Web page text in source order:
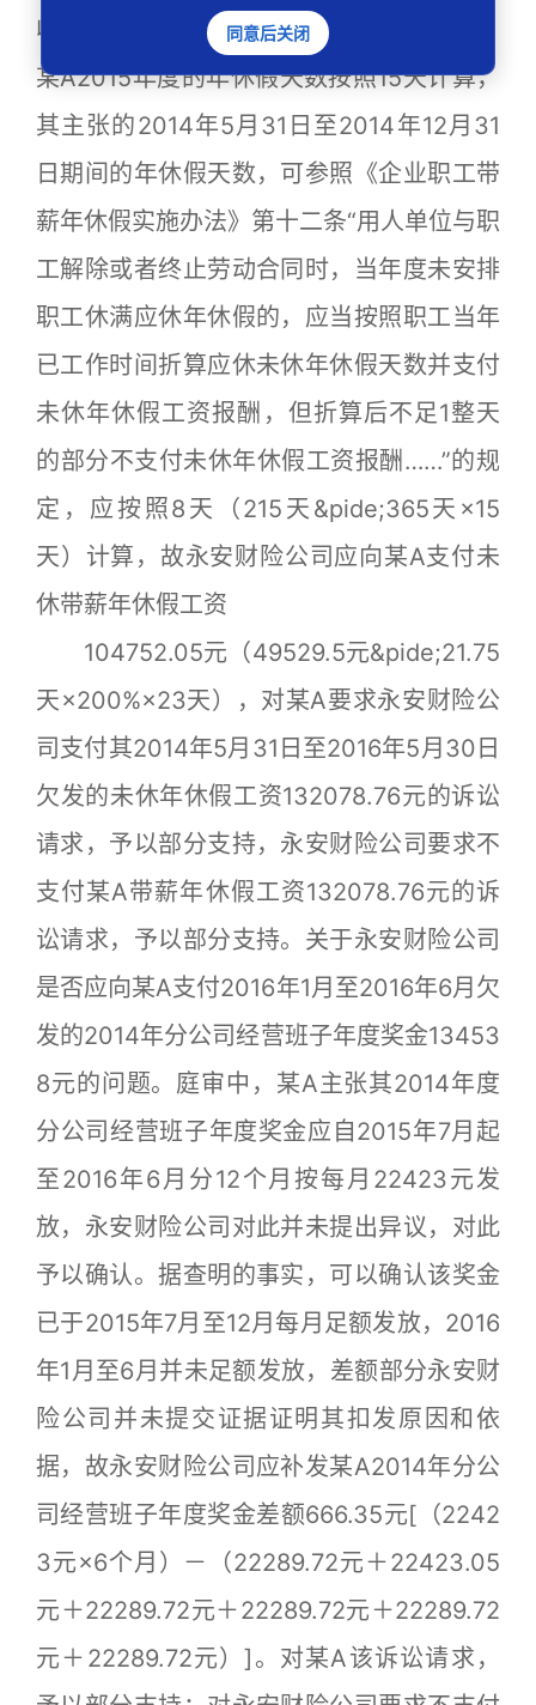
收入的300%支付年休假工资报酬”的规定，
某A2015年度的年休假天数按照15天计算，
其主张的2014年5月31日至2014年12月31
日期间的年休假天数，可参照《企业职工带
薪年休假实施办法》第十二条“用人单位与职
工解除或者终止劳动合同时，当年度未安排
职工休满应休年休假的，应当按照职工当年
已工作时间折算应休未休年休假天数并支付
未休年休假工资报酬，但折算后不足1整天
的部分不支付未休年休假工资报酬……”的规
定，应按照8天（215天&pide;365天×15
天）计算，故永安财险公司应向某A支付未
休带薪年休假工资
104752.05元（49529.5元&pide;21.75
天×200%×23天），对某A要求永安财险公
司支付其2014年5月31日至2016年5月30日
欠发的未休年休假工资132078.76元的诉讼
请求，予以部分支持，永安财险公司要求不
支付某A带薪年休假工资132078.76元的诉
讼请求，予以部分支持。关于永安财险公司
是否应向某A支付2016年1月至2016年6月欠
发的2014年分公司经营班子年度奖金13453
8元的问题。庭审中，某A主张其2014年度
分公司经营班子年度奖金应自2015年7月起
至2016年6月分12个月按每月22423元发
放，永安财险公司对此并未提出异议，对此
予以确认。据查明的事实，可以确认该奖金
已于2015年7月至12月每月足额发放，2016
年1月至6月并未足额发放，差额部分永安财
险公司并未提交证据证明其扣发原因和依
据，故永安财险公司应补发某A2014年分公
司经营班子年度奖金差额666.35元[（2242
3元×6个月）－（22289.72元＋22423.05
元＋22289.72元＋22289.72元＋22289.72
元＋22289.72元）]。对某A该诉讼请求，
同意后关闭